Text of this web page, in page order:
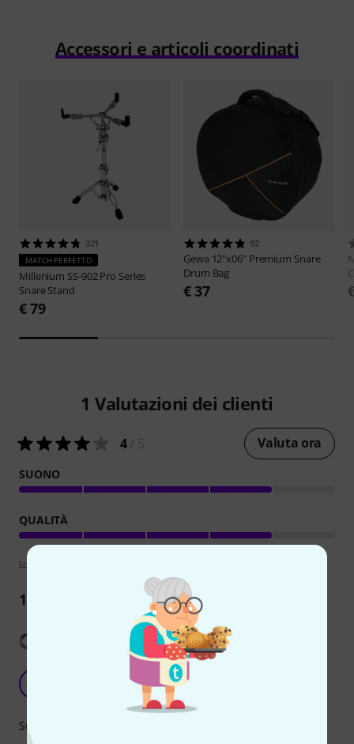
Accessori e articoli coordinati
321
MATCH PERFETTO
Millenium SS-902 Pro Series
Snare Stand
€ 79
92
Gewa 12"x06" Premium Snare
Drum Bag
€ 37
1 Valutazioni dei clienti
4/ 5 Valuta ora
SUONO
QUALITÀ
Linee guida per la valutazione
1
Mostra traduzione
Great for the price
Steve Warsaw 17.07.2024
Suono